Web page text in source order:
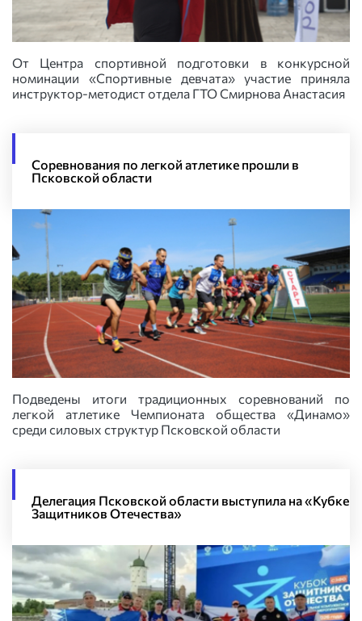
От Центра спортивной подготовки в конкурсной
номинации «Спортивные девчата» участие приняла
инструктор-методист отдела ГТО Смирнова Анастасия
Соревнования по легкой атлетике прошли в
Псковской области
Подведены итоги традиционных соревнований по
легкой атлетике Чемпионата общества «Динамо»
среди силовых структур Псковской области
Делегация Псковской области выступила на «Кубке
Защитников Отечества»